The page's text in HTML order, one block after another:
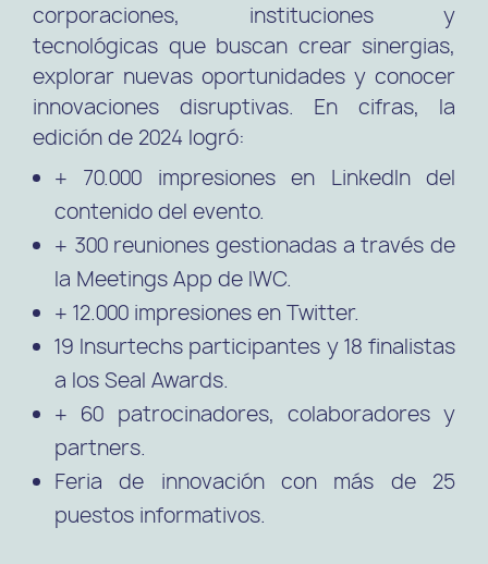
corporaciones, instituciones y
tecnológicas que buscan crear sinergias,
explorar nuevas oportunidades y conocer
innovaciones disruptivas. En cifras, la
edición de 2024 logró:
+ 70.000 impresiones en LinkedIn del
contenido del evento.
+ 300 reuniones gestionadas a través de
la Meetings App de IWC.
+ 12.000 impresiones en Twitter.
19 Insurtechs participantes y 18 finalistas
a los Seal Awards.
+ 60 patrocinadores, colaboradores y
partners.
Feria de innovación con más de 25
puestos informativos.